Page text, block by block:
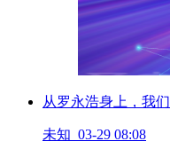
从罗永浩身上，我
未知 03-29 08:08